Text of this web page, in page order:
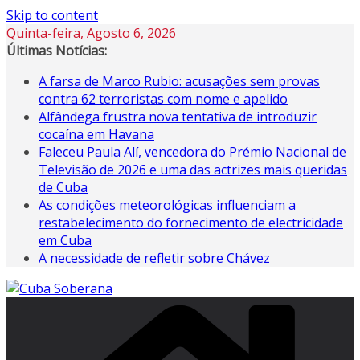
Skip to content
Quinta-feira, Agosto 6, 2026
Últimas Notícias:
A farsa de Marco Rubio: acusações sem provas
contra 62 terroristas com nome e apelido
Alfândega frustra nova tentativa de introduzir
cocaína em Havana
Faleceu Paula Alí, vencedora do Prémio Nacional de
Televisão de 2026 e uma das actrizes mais queridas
de Cuba
As condições meteorológicas influenciam a
restabelecimento do fornecimento de electricidade
em Cuba
A necessidade de refletir sobre Chávez